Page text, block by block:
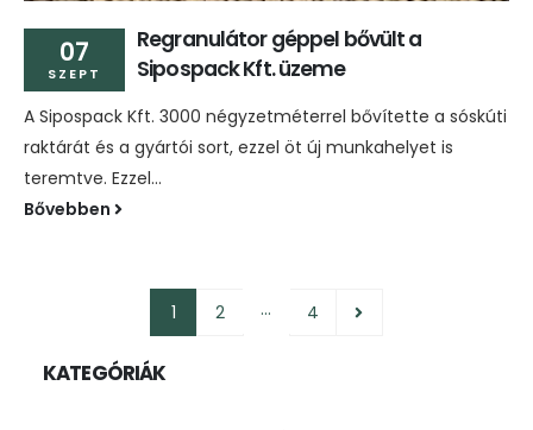
07
SZEPT
Regranulátor géppel bővült a
Sipospack Kft. üzeme
A Sipospack Kft. 3000 négyzetméterrel bővítette a sóskúti
raktárát és a gyártói sort, ezzel öt új munkahelyet is
teremtve. Ezzel...
Bővebben
1 2 … 4
KATEGÓRIÁK